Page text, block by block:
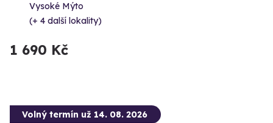
Vysoké Mýto
(+ 4 další lokality)
1 690 Kč
Volný termín už 14. 08. 2026